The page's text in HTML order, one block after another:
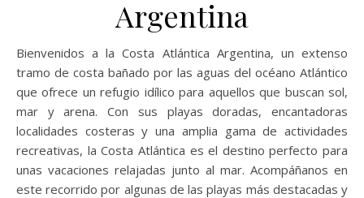
Argentina
Bienvenidos a la Costa Atlántica Argentina, un extenso
tramo de costa bañado por las aguas del océano Atlántico
que ofrece un refugio idílico para aquellos que buscan sol,
mar y arena. Con sus playas doradas, encantadoras
localidades costeras y una amplia gama de actividades
recreativas, la Costa Atlántica es el destino perfecto para
unas vacaciones relajadas junto al mar. Acompáñanos en
este recorrido por algunas de las playas más destacadas y